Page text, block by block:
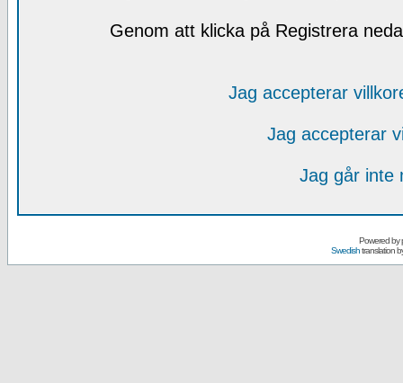
Genom att klicka på Registrera
Jag accepterar
Jag accepterar
Jag går inte
Powered by
Swedishtranslation